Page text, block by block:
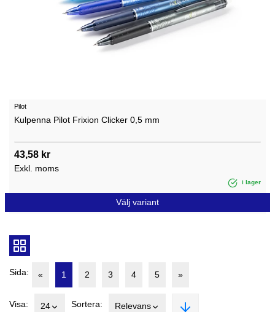
Pilot
Kulpenna Pilot Frixion Clicker 0,5 mm
43,58 kr
Exkl. moms
i lager
Välj variant
Sida: « 1 2 3 4 5 »
Visa: 24 Sortera: Relevans